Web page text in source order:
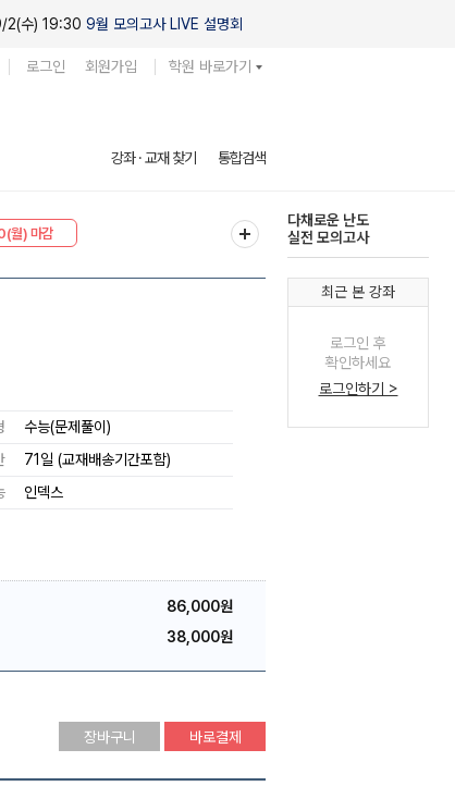
2(수) 19:30 9월 모의고사 LIVE 설명회
로그인 회원가입 학원 바로가기
강좌 · 교재 찾기 통합검색
월) 마감
다채로운 난도
실전 모의고사
수능(문제풀이)
71일 (교재배송기간포함)
인덱스
86,000원
38,000원
장바구니 바로결제
최근 본 강좌
로그인 후
확인하세요
로그인하기 >